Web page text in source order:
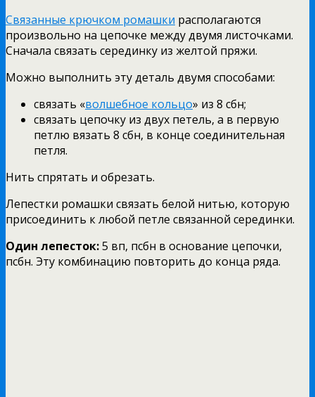
Связанные крючком ромашки располагаются
произвольно на цепочке между двумя листочками.
Сначала связать серединку из желтой пряжи.
Можно выполнить эту деталь двумя способами:
связать «волшебное кольцо» из 8 сбн;
связать цепочку из двух петель, а в первую
петлю вязать 8 сбн, в конце соединительная
петля.
Нить спрятать и обрезать.
Лепестки ромашки связать белой нитью, которую
присоединить к любой петле связанной серединки.
Один лепесток:5 вп, псбн в основание цепочки,
псбн. Эту комбинацию повторить до конца ряда.